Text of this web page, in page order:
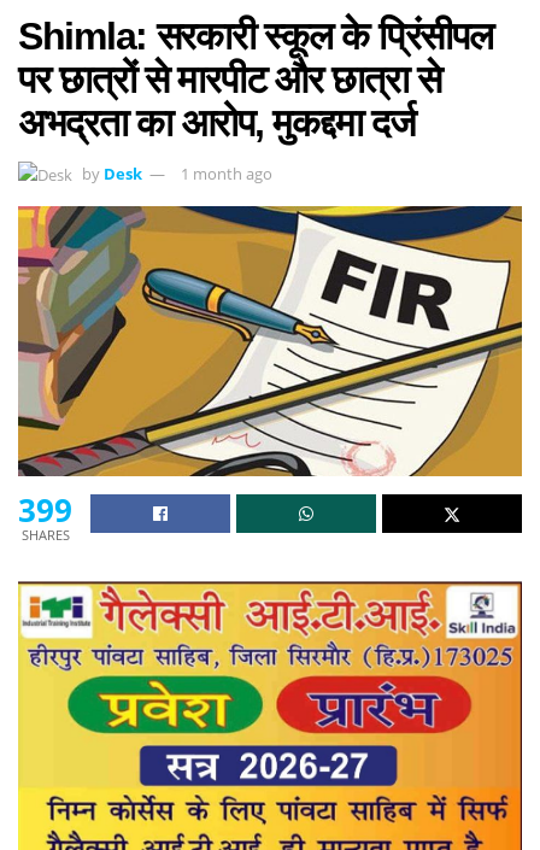
Shimla: सरकारी स्कूल के प्रिंसीपल
पर छात्रों से मारपीट और छात्रा से
अभद्रता का आरोप, मुकद्दमा दर्ज
by Desk 1 month ago
399
SHARES